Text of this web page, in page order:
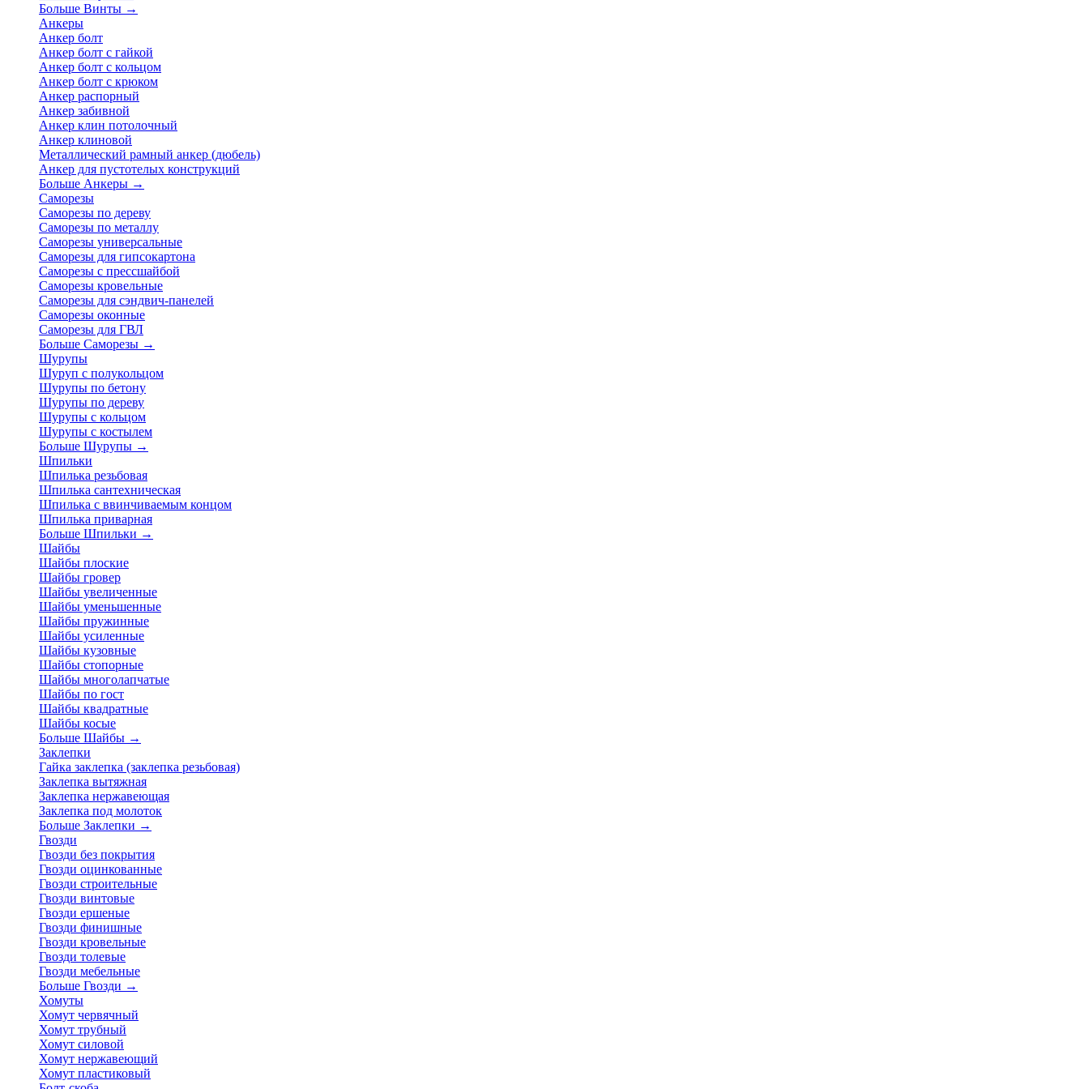
Больше Винты →
Анкеры
Анкер болт
Анкер болт с гайкой
Анкер болт с кольцом
Анкер болт с крюком
Анкер распорный
Анкер забивной
Анкер клин потолочный
Анкер клиновой
Металлический рамный анкер (дюбель)
Анкер для пустотелых конструкций
Больше Анкеры →
Саморезы
Саморезы по дереву
Саморезы по металлу
Саморезы универсальные
Саморезы для гипсокартона
Саморезы с прессшайбой
Саморезы кровельные
Саморезы для сэндвич-панелей
Саморезы оконные
Саморезы для ГВЛ
Больше Саморезы →
Шурупы
Шуруп с полукольцом
Шурупы по бетону
Шурупы по дереву
Шурупы с кольцом
Шурупы с костылем
Больше Шурупы →
Шпильки
Шпилька резьбовая
Шпилька сантехническая
Шпилька с ввинчиваемым концом
Шпилька приварная
Больше Шпильки →
Шайбы
Шайбы плоские
Шайбы гровер
Шайбы увеличенные
Шайбы уменьшенные
Шайбы пружинные
Шайбы усиленные
Шайбы кузовные
Шайбы стопорные
Шайбы многолапчатые
Шайбы по гост
Шайбы квадратные
Шайбы косые
Больше Шайбы →
Заклепки
Гайка заклепка (заклепка резьбовая)
Заклепка вытяжная
Заклепка нержавеющая
Заклепка под молоток
Больше Заклепки →
Гвозди
Гвозди без покрытия
Гвозди оцинкованные
Гвозди строительные
Гвозди винтовые
Гвозди ершеные
Гвозди финишные
Гвозди кровельные
Гвозди толевые
Гвозди мебельные
Больше Гвозди →
Хомуты
Хомут червячный
Хомут трубный
Хомут силовой
Хомут нержавеющий
Хомут пластиковый